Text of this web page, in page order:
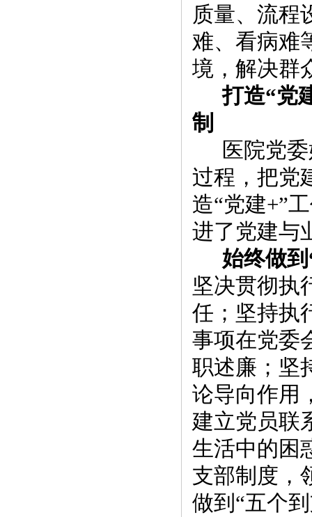
质量、流程
难、看病难
境，解决群
打造“党
制
医院党
过程，把党
造“党建+”
进了党建与
始终做到
坚决贯彻执
任 ；坚持
事项在党委
职述廉 ； 坚
论导向作用
建立党员联
生活中的困
支部制度，
做到“五个